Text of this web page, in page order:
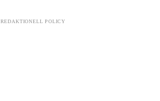
REDAKTIONELL POLICY